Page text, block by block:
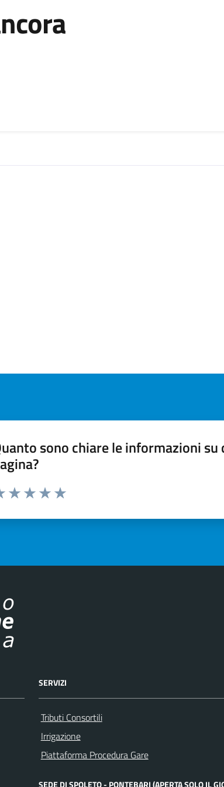
sono chiare le informazioni su
SERVIZI
Tributi Consortili
Irrigazione
Piattaforma Procedura Gare
SEDE DI SPOLETO - PONTEBARI (APERTA SOLO IL